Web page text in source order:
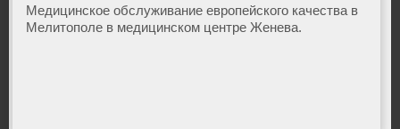
Шугаринг, восковая эпиляция
genevamedlux@gmail.com
Медицинское обслуживание европейского качества в
Мелитополе в медицинском центре Женева.